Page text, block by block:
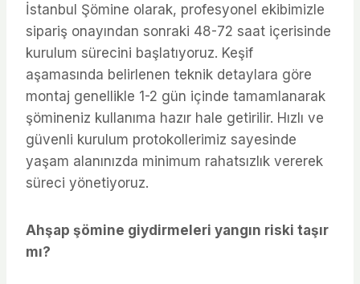
İstanbul Şömine olarak, profesyonel ekibimizle
sipariş onayından sonraki 48-72 saat içerisinde
kurulum sürecini başlatıyoruz. Keşif
aşamasında belirlenen teknik detaylara göre
montaj genellikle 1-2 gün içinde tamamlanarak
şömineniz kullanıma hazır hale getirilir. Hızlı ve
güvenli kurulum protokollerimiz sayesinde
yaşam alanınızda minimum rahatsızlık vererek
süreci yönetiyoruz.
Ahşap şömine giydirmeleri yangın riski taşır
mı?